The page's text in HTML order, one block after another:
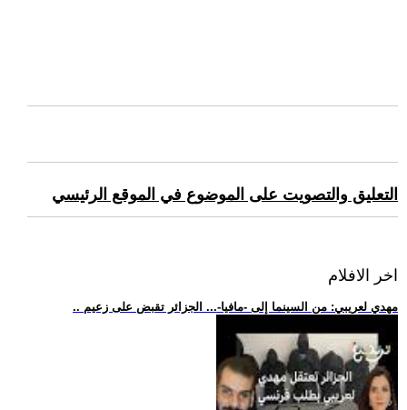
التعليق والتصويت على الموضوع في الموقع الرئيسي
اخر الافلام
.. مهدي لعريبي: من السينما إلى -مافيا-... الجزائر تقبض على زعيم